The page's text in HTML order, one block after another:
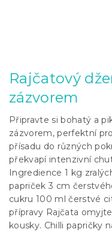
Rajčatový
zázvorem
Připravte si bohatý a
zázvorem, perfektní
přísadu do různých
překvapí intenzivní
Ingredience 1 kg
papriček 3 cm
cukru 100 ml čerstvé
přípravy Rajčata
kousky. Chilli papričky